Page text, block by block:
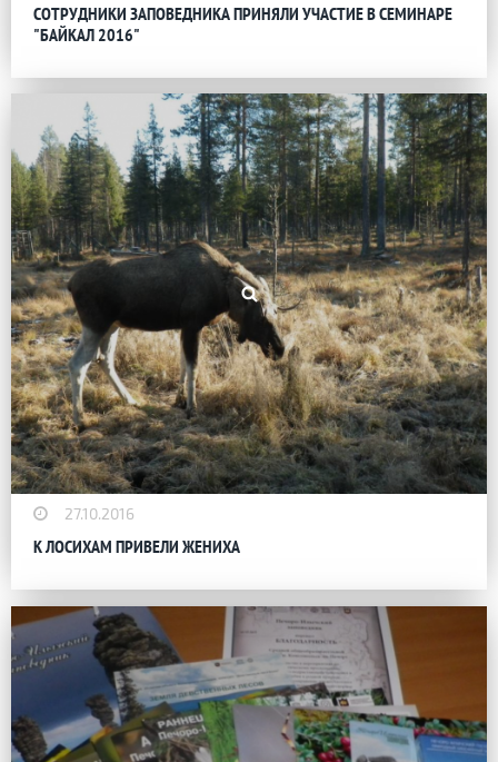
СОТРУДНИКИ ЗАПОВЕДНИКА ПРИНЯЛИ УЧАСТИЕ В СЕМИНАРЕ
"БАЙКАЛ 2016"
27.10.2016
К ЛОСИХАМ ПРИВЕЛИ ЖЕНИХА